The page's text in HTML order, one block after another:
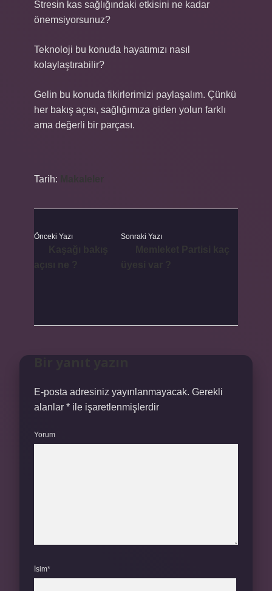
Stresin kas sağlığındaki etkisini ne kadar
önemsiyorsunuz?
Teknoloji bu konuda hayatımızı nasıl
kolaylaştırabilir?
Gelin bu konuda fikirlerimizi paylaşalım. Çünkü
her bakış açısı, sağlığımıza giden yolun farklı
ama değerli bir parçası.
Tarih:
Önceki Yazı Sonraki Yazı
E-posta adresiniz yayınlanmayacak. Gerekli
alanlar * ile işaretlenmişlerdir
Yorum
İsim*